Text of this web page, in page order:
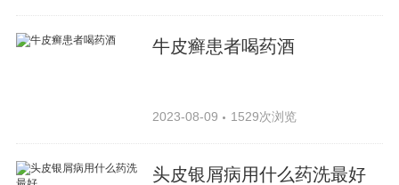
牛皮癣患者喝药酒
2023-08-09 1529次浏览
头皮银屑病用什么药洗最好